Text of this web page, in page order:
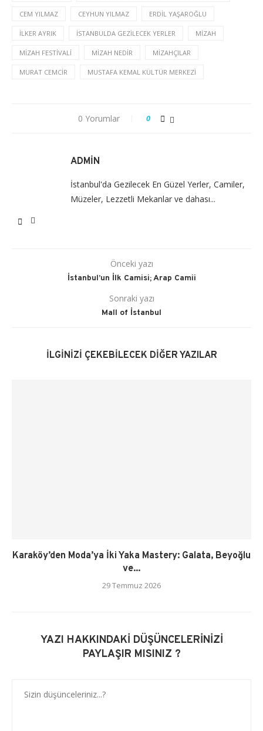
CEM YILMAZ CEYHUN YILMAZ ERDIL YAŞAROĞLU
ILKER AYRIK ISTANBULDA GEZILECEK YERLER MIZAH
MIZAH FESTIVALI MIZAH NEDIR MIZAHÇILAR
MURAT CEMCIR MUSTAFA KEMAL KÜLTÜR MERKEZI
0 Yorumlar 0
ADMIN
İstanbul'da Gezilecek En Güzel Yerler, Camiler,
Müzeler, Lezzetli Mekanlar ve dahası...
Önceki yazı
İstanbul’un İlk Camisi; Arap Camii
Sonraki yazı
Mall of İstanbul
İLGINIZI ÇEKEBILECEK DIĞER YAZILAR
Karaköy’den Moda’ya İki Yaka Mastery: Galata, Beyoğlu
ve...
29 Temmuz 2026
YAZI HAKKINDAKI DÜŞÜNCELERINIZI
PAYLAŞIR MISINIZ ?